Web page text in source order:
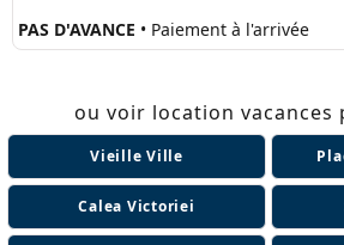
PAS D'AVANCE • Paiement à l'arrivée
ou voir location vacances
Vieille Ville
Calea Victoriei